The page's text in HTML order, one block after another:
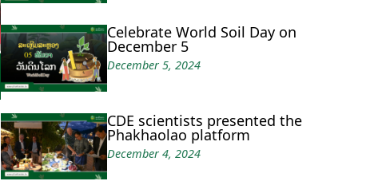
Celebrate World Soil Day on
December 5
December 5, 2024
CDE scientists presented the
Phakhaolao platform
December 4, 2024